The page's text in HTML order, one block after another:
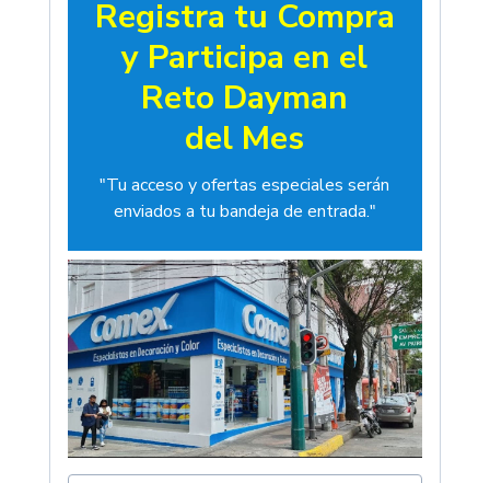
Registra tu Compra
y Participa en el
Reto Dayman
del Mes
"Tu acceso y ofertas especiales serán
enviados a tu bandeja de entrada."